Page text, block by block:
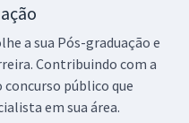
a sua Pós-graduação e
Contribuindo com a
público que
em sua área.